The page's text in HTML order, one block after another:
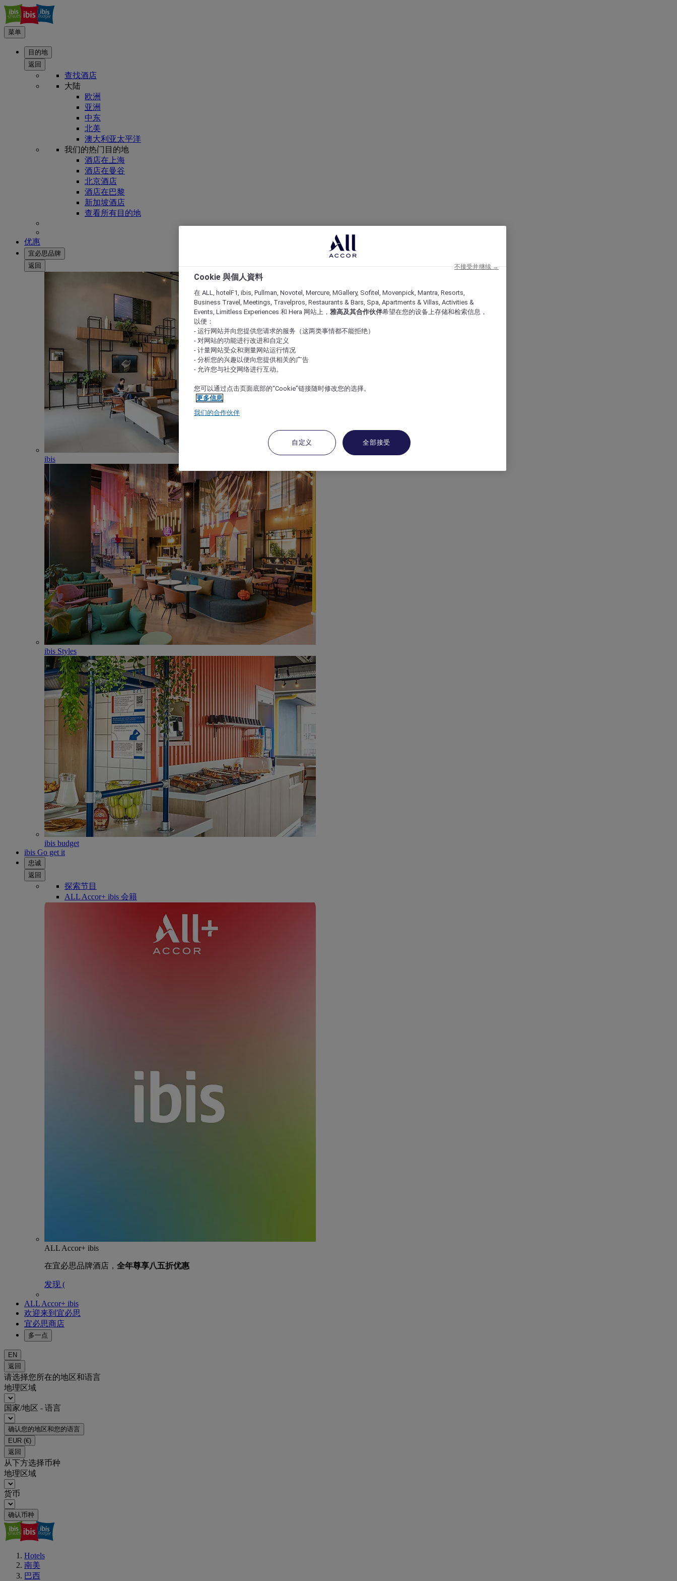
菜单
目的地
返回
查找酒店
大陆
欧洲
亚洲
中东
北美
澳大利亚太平洋
我们的热门目的地
酒店在上海
酒店在曼谷
北京酒店
酒店在巴黎
新加坡酒店
查看所有目的地
优惠
宜必思品牌
返回
ibis
ibis Styles
ibis budget
ibis Go get it
忠诚
返回
探索节目
ALL Accor+ ibis 会籍
ALL Accor+ ibis
在宜必思品牌酒店， 全年尊享八五折优惠
发现 (
ALL Accor+ ibis
欢迎来到宜必思
宜必思商店
多一点
EN
返回
请选择您所在的地区和语言
地理区域
国家/地区 - 语言
确认您的地区和您的语言
EUR (€)
返回
从下方选择币种
地理区域
货币
确认币种
Hotels
南美
巴西
Cookie 與個人資料
在 ALL, hotelF1, ibis, Pullman, Novotel, Mercure, MGallery, Sofitel, Movenpick, Mantra, Resorts,
Business Travel, Meetings, Travelpros, Restaurants & Bars, Spa, Apartments & Villas, Activities &
Events, Limitless Experiences 和 Hera 网站上， 雅高及其合作伙伴希望在您的设备上存储和检索信息，
以便：
- 运行网站并向您提供您请求的服务（这两类事情都不能拒绝）
- 对网站的功能进行改进和自定义
- 计量网站受众和测量网站运行情况
- 分析您的兴趣以便向您提供相关的广告
- 允许您与社交网络进行互动。
您可以通过点击页面底部的“Cookie”链接随时修改您的选择。
更多信息
我们的合作伙伴
自定义 全部接受
不接受并继续 →